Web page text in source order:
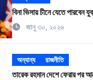
বিনা ভিসায় চীনে যেতে পারবেন
জানু ৩০, ২০২৬
অন্যান্য রাজনীতি
তারেক রহমান দেশে ফেরার পর